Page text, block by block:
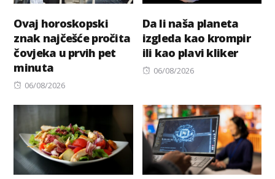
Ovaj horoskopski
znak najčešće pročita
čovjeka u prvih pet
minuta
Posted
06/08/2026
Da li naša planeta
izgleda kao krompir
ili kao plavi kliker
Posted
06/08/2026